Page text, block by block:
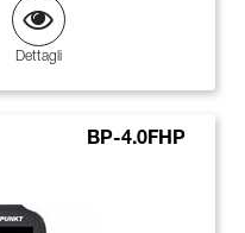
Dettagli
BP-4.0FHP